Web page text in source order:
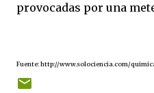
provocadas por una
Fuente: http://www.solociencia.com/